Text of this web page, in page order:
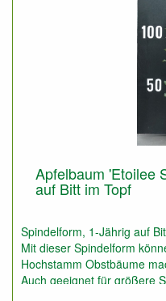
Apfelbaum 'Etoilee
auf Bitt im Topf
Spindelform, 1-Jährig auf
Mit dieser Spindelform
Hochstamm Obstbäume
Auch geeignet für größere